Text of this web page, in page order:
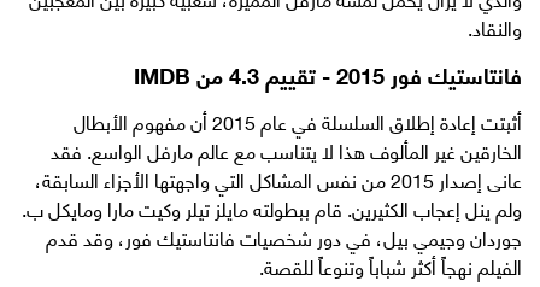
والنقاد.
فانتاستيك فور 2015 - تقييم 4.3 من IMDB
أثبتت إعادة إطلاق السلسلة في عام 2015 أن مفهوم الأبطال
الخارقين غير المألوف هذا لا يتناسب مع عالم مارفل الواسع. فقد
عانى إصدار 2015 من نفس المشاكل التي واجهتها الأجزاء السابقة،
ولم ينل إعجاب الكثيرين. قام ببطولته مايلز تيلر وكيت مارا ومايكل ب.
جوردان وجيمي بيل، في دور شخصيات فانتاستيك فور، وقد قدم
الفيلم نهجاً أكثر شباباً وتنوعاً للقصة.